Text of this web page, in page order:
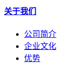
关于我们
公司简介
企业文化
优势